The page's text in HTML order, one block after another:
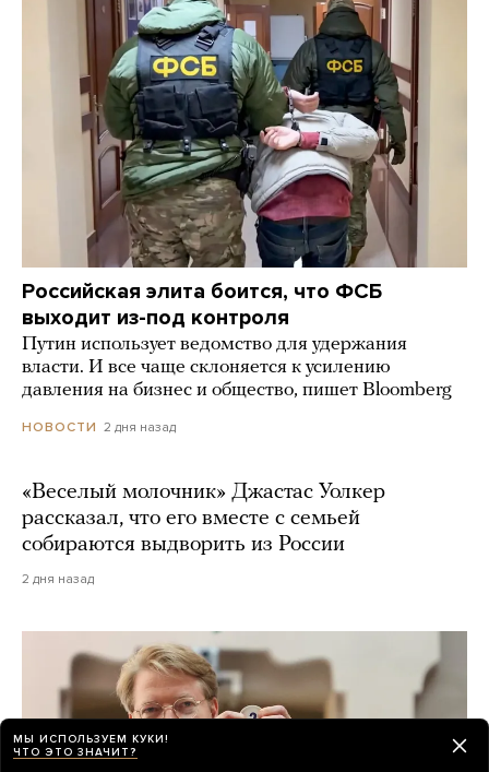
Российская элита боится, что ФСБ
выходит из-под контроля
Путин использует ведомство для удержания
власти. И все чаще склоняется к усилению
давления на бизнес и общество, пишет Bloomberg
НОВОСТИ 2 дня назад
«Веселый молочник» Джастас Уолкер
рассказал, что его вместе с семьей
собираются выдворить из России
2 дня назад
МЫ ИСПОЛЬЗУЕМ КУКИ!
ЧТО ЭТО ЗНАЧИТ?